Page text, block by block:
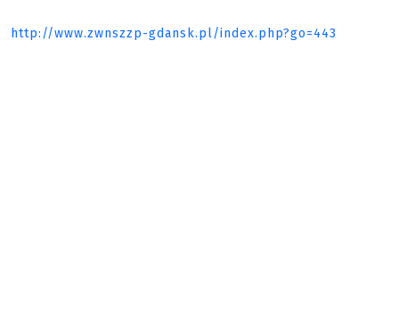
http://www.zwnszzp-gdansk.pl/index.php?go=443